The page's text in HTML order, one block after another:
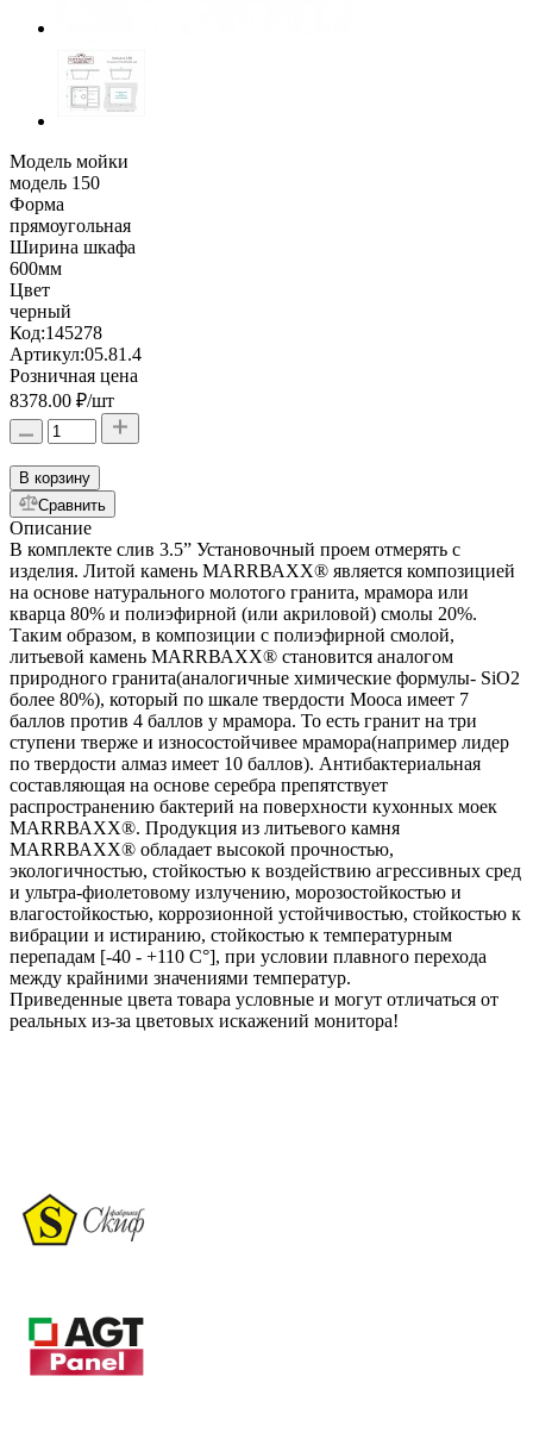
Модель мойки
модель 150
Форма
прямоугольная
Ширина шкафа
600мм
Цвет
черный
Код:145278
Артикул:05.81.4
Розничная цена
8378.00 ₽/шт
В корзину
Сравнить
Описание
В комплекте слив 3.5” Установочный проем отмерять с
изделия. Литой камень МАRRВАХХ® является композицией
на основе натурального молотого гранита, мрамора или
кварца 80% и полиэфирной (или акриловой) смолы 20%.
Таким образом, в композиции с полиэфирной смолой,
литьевой камень МАRRВАХХ® становится аналогом
природного гранита(аналогичные химические формулы- SiO2
более 80%), который по шкале твердости Мооса имеет 7
баллов против 4 баллов у мрамора. То есть гранит на три
ступени тверже и износостойчивее мрамора(например лидер
по твердости алмаз имеет 10 баллов). Антибактериальная
составляющая на основе серебра препятствует
распространению бактерий на поверхности кухонных моек
МАRRВАХХ®. Продукция из литьевого камня
МАRRВАХХ® обладает высокой прочностью,
экологичностью, стойкостью к воздействию агрессивных сред
и ультра-фиолетовому излучению, морозостойкостью и
влагостойкостью, коррозионной устойчивостью, стойкостью к
вибрации и истиранию, стойкостью к температурным
перепадам [-40 - +110 С°], при условии плавного перехода
между крайними значениями температур.
Приведенные цвета товара условные и могут отличаться от
реальных из-за цветовых искажений монитора!